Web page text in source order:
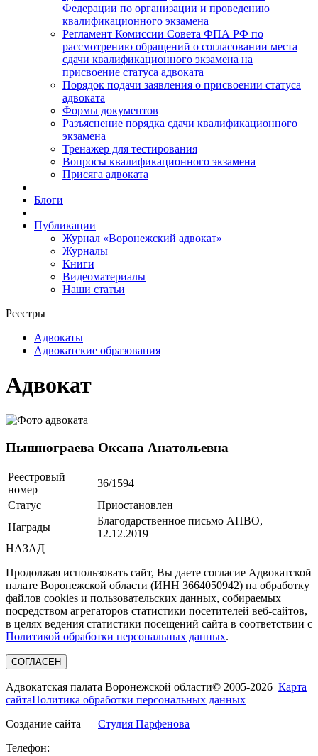
Федерации по организации и проведению
квалификационного экзамена
Регламент Комиссии Совета ФПА РФ по
рассмотрению обращений о согласовании места
сдачи квалификационного экзамена на
присвоение статуса адвоката
Порядок подачи заявления о присвоении статуса
адвоката
Формы документов
Разъяснение порядка сдачи квалификационного
экзамена
Тренажер для тестирования
Вопросы квалификационного экзамена
Присяга адвоката
Блоги
Публикации
Журнал «Воронежский адвокат»
Журналы
Книги
Видеоматериалы
Наши статьи
Реестры
Адвокаты
Адвокатские образования
Адвокат
Пышнограева Оксана Анатольевна
Реестровый
номер
36/1594
Статус
Приостановлен
Награды
Благодарственное письмо АПВО,
12.12.2019
НАЗАД
Продолжая использовать сайт, Вы даете согласие Адвокатской
палате Воронежской области (ИНН 3664050942) на обработку
файлов cookies и пользовательских данных, собираемых
посредством агрегаторов статистики посетителей веб-сайтов,
в целях ведения статистики посещений сайта в соответствии с
Политикой обработки персональных данных.
СОГЛАСЕН
Адвокатская палата Воронежской области© 2005-2026 Карта
сайтаПолитика обработки персональных данных
Создание сайта — Студия Парфенова
Телефон: